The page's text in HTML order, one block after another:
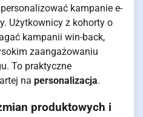
kampanie e-
Użytkownicy z kohorty o
kampanii win-back,
zaangażowaniu
To praktyczne
na personalizacja.
produktowych i